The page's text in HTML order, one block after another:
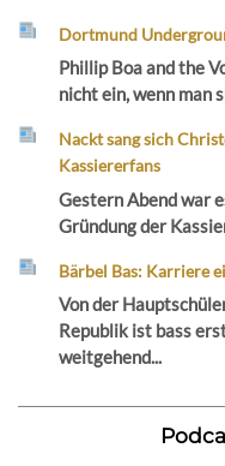
Dortmund
Phillip Boa and the
nicht ein, wenn man
Nackt sang sich
Kassiererfans
Gestern Abend war
Gründung der
Bärbel Bas: Karriere
Von der
Republik ist bass
weitgehend...